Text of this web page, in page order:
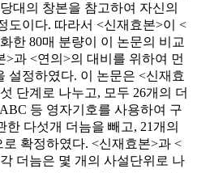
대의 창본을 참고하여 자신의
도이다. 따라서 <신재효본>이 <
한 80매 분량이 이 논문의 비교
과 <연의>의 대비를 위하여 먼
설정하였다. 이 논문은 <신재효
단계로 나누고, 모두 26개의 더
등 영자기호를 사용하여 구
다섯개 더늠을 빼고, 21개의
확정하였다. <신재효본>과 <
더늠은 몇 개의 사설단위로 나